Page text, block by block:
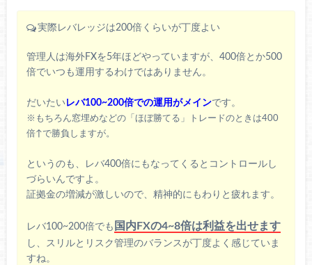
実際レバレッジは200倍くらいが丁度よい
管理人は海外FXを5年ほどやっていますが、400倍とか500
倍でいつも運用するわけではありません。
だいたい レバ100~200倍での運用がメインです。
※もちろん窓埋めなどの「ほぼ勝てる」トレードのときは400
倍↑で勝負しますが。
というのも、レバ400倍にもなってくるとコントロールし
づらいんですよ。
証拠金の増減が激しいので、精神的にもわりと疲れます。
レバ100~200倍でも 国内FXの4~8倍は利益を出せます
し、スリルとリスク管理のバランスが丁度よく感じていま
すね。